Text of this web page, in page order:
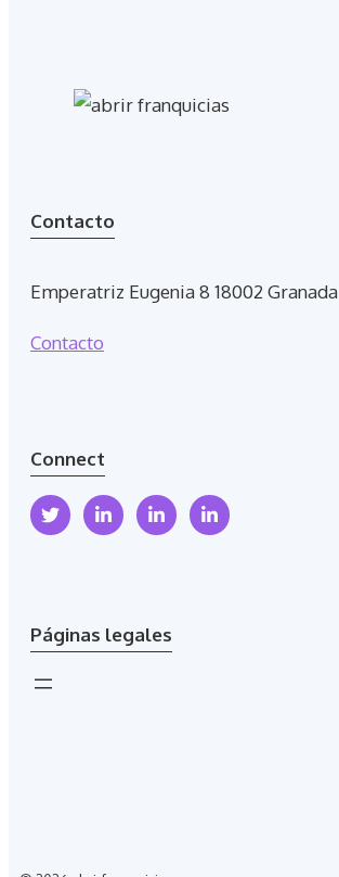
Contacto
Emperatriz Eugenia 8 18002 Granada
Contacto
Connect
Páginas legales